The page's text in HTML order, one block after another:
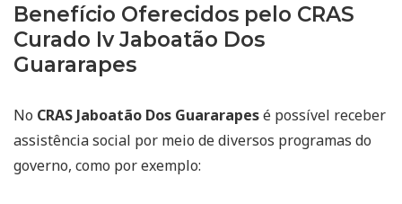
Benefício Oferecidos pelo CRAS
Curado Iv Jaboatão Dos
Guararapes
No CRAS Jaboatão Dos Guararapesé possível receber
assistência social por meio de diversos programas do
governo, como por exemplo: